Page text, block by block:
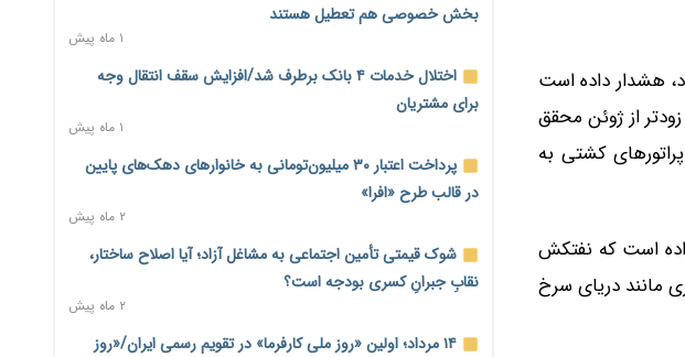
هشدار داده است
های نفت زودتر از ژوئن محقق
کشتی به
است که نفتکش
مانند دریای سرخ
احتمال اختلال ۲۴ ساعته در سامانه‌های تأمین اجتماعی
۲ روز پیش
آغاز اجرای پایلوت «ردا کارت» برای دانشجویان تحصیلات تکمیلی
محدودیت تازه برای شبکه بانکی؛ افزایش سپرده قانونی با هدف
کنترل تورم
ترمز تولید خودرو کشیده شد؛ افت ۲۵ درصدی تیراژ ایران‌خودرو،
سایپا و پارس‌خودرو
۲ روز پیش
بخش خصوصی هم تعطیل هستند
۱ ماه پیش
اختلال خدمات ۴ بانک برطرف شد/افزایش سقف انتقال وجه
برای مشتریان
۱ ماه پیش
پرداخت اعتبار ۳۰ میلیون‌تومانی به خانوارهای دهک‌های پایین
در قالب طرح «افرا»
۲ ماه پیش
شوک قیمتی تأمین اجتماعی به مشاغل آزاد؛ آیا اصلاح ساختار،
نقابِ جبرانِ کسری بودجه است؟
۲ ماه پیش
۱۴ مرداد؛ اولین «روز ملی کارفرما» در تقویم رسمی ایران/«روز